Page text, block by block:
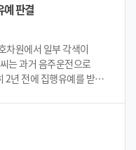
예 판결
차원에서 일부 각색이
2년 전에 집행유예를 받은
리는 괜찮겠지 라는
상담을 진행하였습니다.